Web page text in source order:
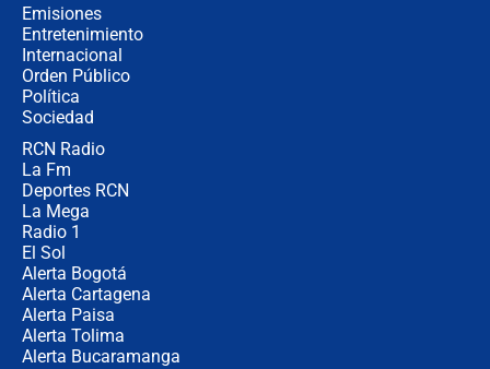
Emisiones
Entretenimiento
Internacional
Orden Público
Política
Sociedad
RCN Radio
La Fm
Deportes RCN
La Mega
Radio 1
El Sol
Alerta Bogotá
Alerta Cartagena
Alerta Paisa
Alerta Tolima
Alerta Bucaramanga